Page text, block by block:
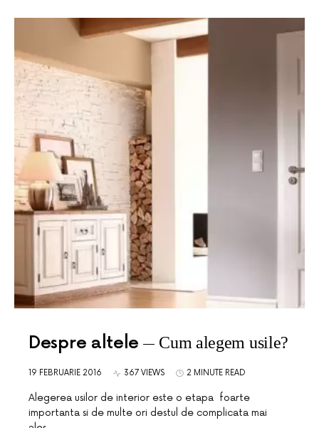
Despre altele Cum alegem usile?
19 FEBRUARIE 2016 367 VIEWS 2 MINUTE READ
Alegerea usilor de interior este o etapa foarte
importanta si de multe ori destul de complicata mai